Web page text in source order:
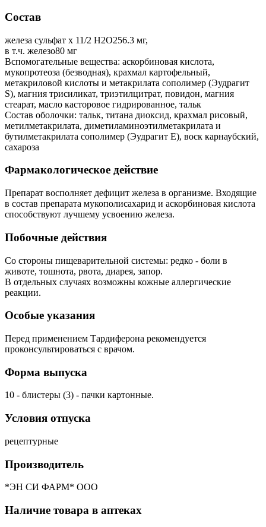
Состав
железа сульфат х 11/2 H2O256.3 мг,
в т.ч. железо80 мг
Вспомогательные вещества: аскорбиновая кислота,
мукопротеоза (безводная), крахмал картофельный,
метакриловой кислоты и метакрилата сополимер (Эудрагит
S), магния трисиликат, триэтилцитрат, повидон, магния
стеарат, масло касторовое гидрированное, тальк
Состав оболочки: тальк, титана диоксид, крахмал рисовый,
метилметакрилата, диметиламиноэтилметакрилата и
бутилметакрилата сополимер (Эудрагит E), воск карнаубский,
сахароза
Фармакологическое действие
Препарат восполняет дефицит железа в организме. Входящие
в состав препарата мукополисахарид и аскорбиновая кислота
способствуют лучшему усвоению железа.
Побочные действия
Со стороны пищеварительной системы: редко - боли в
животе, тошнота, рвота, диарея, запор.
В отдельных случаях возможны кожные аллергические
реакции.
Особые указания
Перед применением Тардиферона рекомендуется
проконсультироваться с врачом.
Форма выпуска
10 - блистеры (3) - пачки картонные.
Условия отпуска
рецептурные
Производитель
*ЭН СИ ФАРМ* ООО
Наличие товара в аптеках